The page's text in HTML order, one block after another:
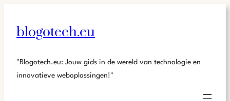
blogotech.eu
"Blogotech.eu: Jouw gids in de wereld van technologie en
innovatieve weboplossingen!"